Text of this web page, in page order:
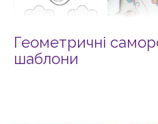
Геометричні
шаблони